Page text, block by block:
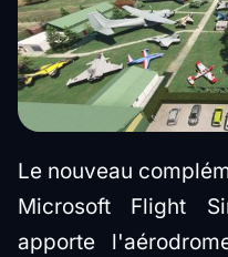
Le nouveau
Microsoft Flight
apporte